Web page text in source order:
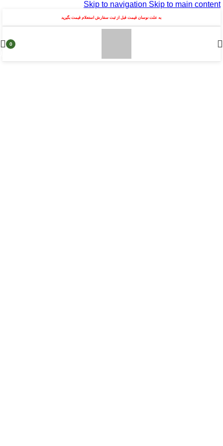
Skip to navigation Skip to main content
به علت نوسان قیمت قبل از ثبت سفارش استعلام قیمت بگیرید
0